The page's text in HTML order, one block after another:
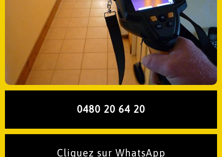
0480 20 64 20
Cliquez sur WhatsApp